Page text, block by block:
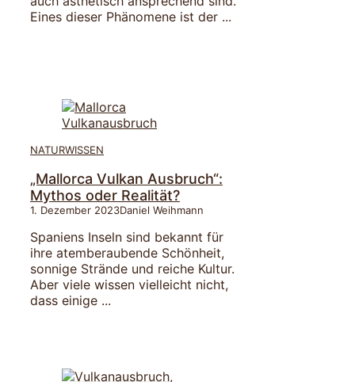
Eines dieser Phänomene ist der ...
NATURWISSEN
„Mallorca Vulkan Ausbruch“:
Mythos oder Realität?
1. Dezember 2023Daniel Weihmann
Spaniens Inseln sind bekannt für
ihre atemberaubende Schönheit,
sonnige Strände und reiche Kultur.
Aber viele wissen vielleicht nicht,
dass einige ...